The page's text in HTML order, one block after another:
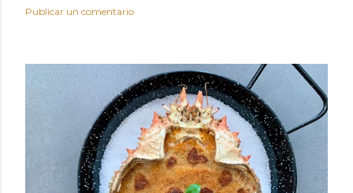
Publicar un comentario